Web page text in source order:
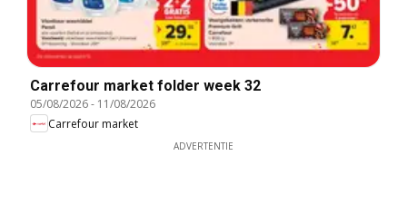
Carrefour market folder week 32
05/08/2026- 11/08/2026
Carrefour market
ADVERTENTIE